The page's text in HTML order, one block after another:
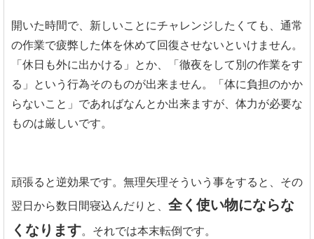
開いた時間で、新しいことにチャレンジしたくても、通常
の作業で疲弊した体を休めて回復させないといけません。
「休日も外に出かける」とか、「徹夜をして別の作業をす
る」という行為そのものが出来ません。「体に負担のかか
らないこと」であればなんとか出来ますが、体力が必要な
ものは厳しいです。
頑張ると逆効果です。無理矢理そういう事をすると、その
翌日から数日間寝込んだりと、 全く使い物にならな
くなります。それでは本末転倒です。